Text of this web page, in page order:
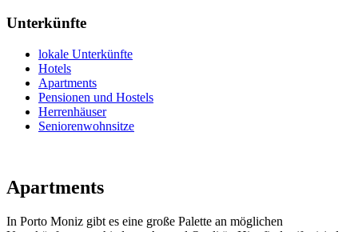
Unterkünfte
lokale Unterkünfte
Hotels
Apartments
Pensionen und Hostels
Herrenhäuser
Seniorenwohnsitze
Apartments
In Porto Moniz gibt es eine große Palette an möglichen